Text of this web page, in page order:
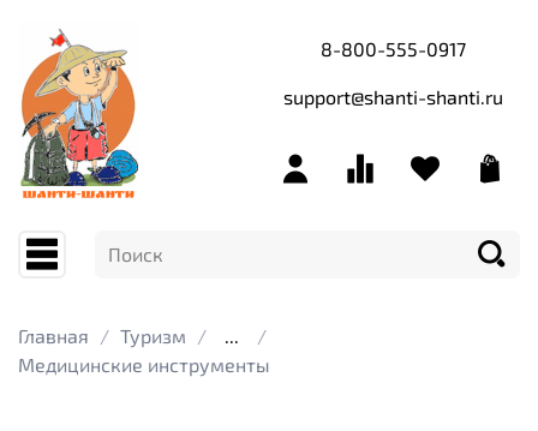
8-800-555-0917
support@shanti-shanti.ru
Главная Туризм
Медицинские инструменты